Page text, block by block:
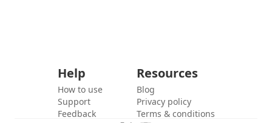
Help
How to use
Support
Feedback
Resources
Blog
Privacy policy
Terms & conditions